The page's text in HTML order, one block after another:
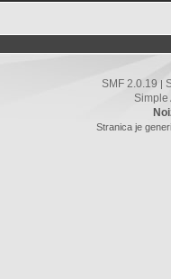
SMF 2.0.19
Simple
Stranica je